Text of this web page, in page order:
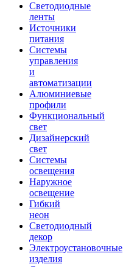
Светодиодные
ленты
Источники
питания
Системы
управления
и
автоматизации
Алюминиевые
профили
Функциональный
свет
Дизайнерский
свет
Системы
освещения
Наружное
освещение
Гибкий
неон
Светодиодный
декор
Электроустановочные
изделия